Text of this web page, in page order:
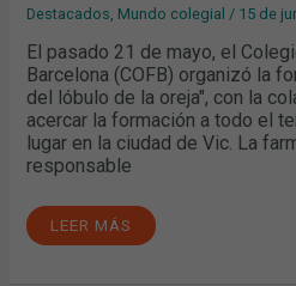
Destacados, Mundo colegial / 15 de
El pasado 21 de mayo, el
Barcelona (COFB) organizó la
del lóbulo de la oreja", con la
acercar la formación a todo el
lugar en la ciudad de Vic. La
responsable
LEER MÁS